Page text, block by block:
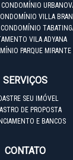
CONDOMÍNIO
VILLA
CONDOMÍNIO
VILA ADYANA
PARQUE
SERVIÇOS
SEU IMÓVEL
DE PROPOSTA
E BANCOS
CONTATO